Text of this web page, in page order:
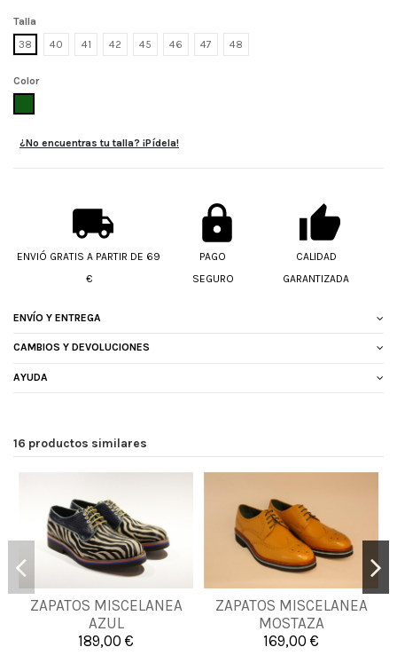
Talla
38
40 41 42 45 46 47 48
Color
¿No encuentras tu talla? ¡Pídela!
ENVIÓ GRATIS A PARTIR DE 69
€
PAGO
SEGURO
CALIDAD
GARANTIZADA
ENVÍO Y ENTREGA
CAMBIOS Y DEVOLUCIONES
AYUDA
16 productos similares
ZAPATOS MISCELANEA
AZUL
189,00 €
39 41 47
Añadir al carrito
ZAPATOS MISCELANEA
MOSTAZA
169,00 €
38 39 40
41
42
43 44
45
47 48